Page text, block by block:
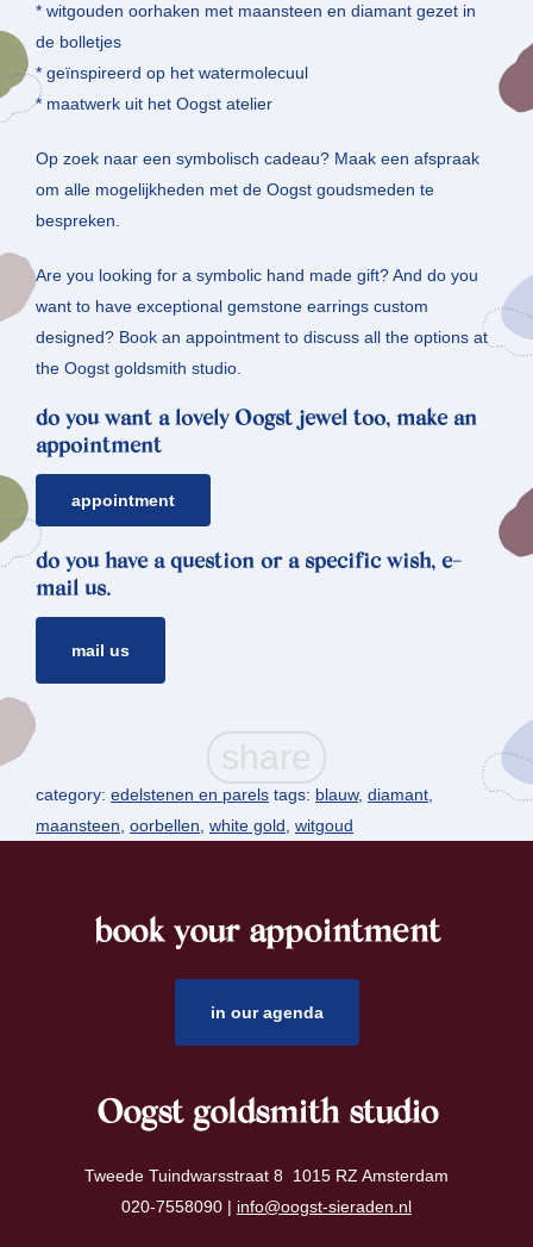
* witgouden oorhaken met maansteen en diamant gezet in
de bolletjes
* geïnspireerd op het watermolecuul
* maatwerk uit het Oogst atelier
Op zoek naar een symbolisch cadeau? Maak een afspraak
om alle mogelijkheden met de Oogst goudsmeden te
bespreken.
Are you looking for a symbolic hand made gift? And do you
want to have exceptional gemstone earrings custom
designed? Book an appointment to discuss all the options at
the Oogst goldsmith studio.
do you want a lovely Oogst jewel too, make an
appointment
appointment
do you have a question or a specific wish, e-
mail us.
mail us
category: edelstenen en parels tags: blauw, diamant,
maansteen, oorbellen, white gold, witgoud
book your appointment
in our agenda
Oogst goldsmith studio
Tweede Tuindwarsstraat 8 1015 RZ Amsterdam
020-7558090 | info@oogst-sieraden.nl